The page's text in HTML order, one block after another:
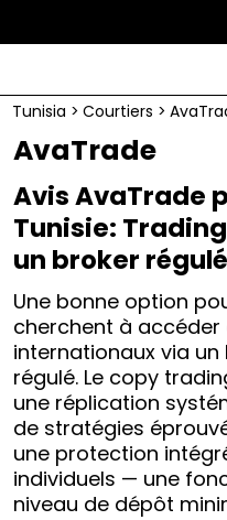
Tunisia > Courtiers >
AvaTrade
Avis AvaTrade
Tunisie:
un broker régulé
Une bonne option
cherchent à accéder
internationaux via
régulé. Le copy
une réplication
de stratégies
une protection
individuels — une
niveau de dépôt